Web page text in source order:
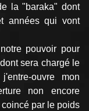
la "baraka" dont
années qui vont
pouvoir pour
sera chargé le
ouvre mon
non encore
par le poids